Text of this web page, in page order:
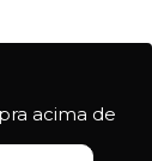
acima de